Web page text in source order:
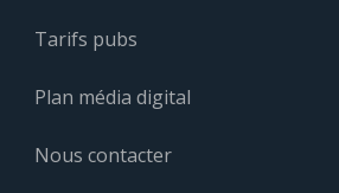
Tarifs pubs
Plan média digital
Nous contacter